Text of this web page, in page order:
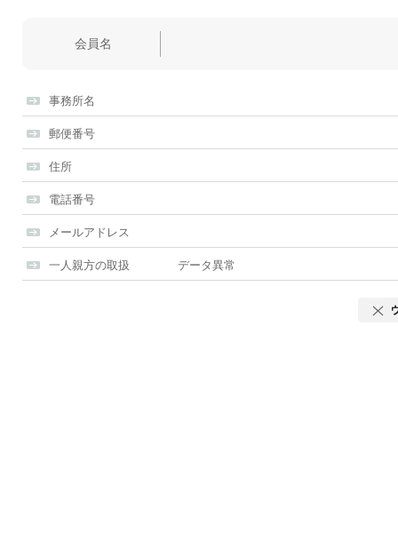
会員名
事務所名
郵便番号
住所
電話番号
メールアドレス
一人親方の取扱 データ異常